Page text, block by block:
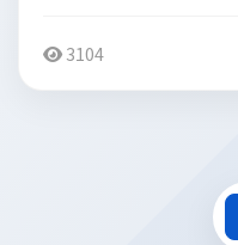
3104